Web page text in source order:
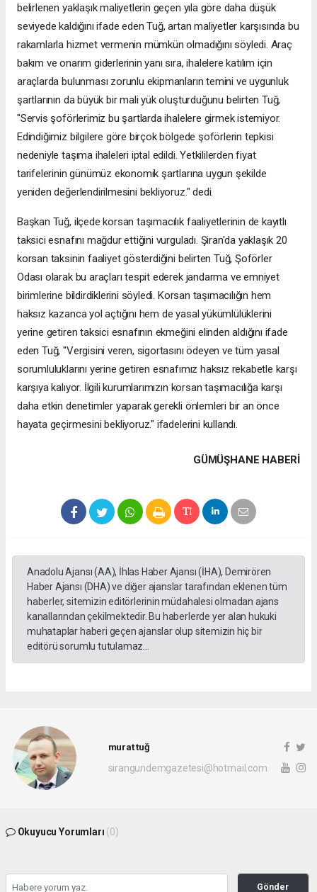
belirlenen yaklaşık maliyetlerin geçen yıla göre daha düşük
seviyede kaldığını ifade eden Tuğ, artan maliyetler karşısında bu
rakamlarla hizmet vermenin mümkün olmadığını söyledi. Araç
bakım ve onarım giderlerinin yanı sıra, ihalelere katılım için
araçlarda bulunması zorunlu ekipmanların temini ve uygunluk
şartlarının da büyük bir mali yük oluşturduğunu belirten Tuğ,
"Servis şoförlerimiz bu şartlarda ihalelere girmek istemiyor.
Edindiğimiz bilgilere göre birçok bölgede şoförlerin tepkisi
nedeniyle taşıma ihaleleri iptal edildi. Yetkililerden fiyat
tarifelerinin günümüz ekonomik şartlarına uygun şekilde
yeniden değerlendirilmesini bekliyoruz." dedi.
Başkan Tuğ, ilçede korsan taşımacılık faaliyetlerinin de kayıtlı
taksici esnafını mağdur ettiğini vurguladı. Şiran'da yaklaşık 20
korsan taksinin faaliyet gösterdiğini belirten Tuğ, Şoförler
Odası olarak bu araçları tespit ederek jandarma ve emniyet
birimlerine bildirdiklerini söyledi. Korsan taşımacılığın hem
haksız kazanca yol açtığını hem de yasal yükümlülüklerini
yerine getiren taksici esnafının ekmeğini elinden aldığını ifade
eden Tuğ, "Vergisini veren, sigortasını ödeyen ve tüm yasal
sorumluluklarını yerine getiren esnafımız haksız rekabetle karşı
karşıya kalıyor. İlgili kurumlarımızın korsan taşımacılığa karşı
daha etkin denetimler yaparak gerekli önlemleri bir an önce
hayata geçirmesini bekliyoruz." ifadelerini kullandı.
GÜMÜŞHANE HABERİ
Anadolu Ajansı (AA), İhlas Haber Ajansı (İHA), Demirören
Haber Ajansı (DHA) ve diğer ajanslar tarafından eklenen tüm
haberler, sitemizin editörlerinin müdahalesi olmadan ajans
kanallarından çekilmektedir. Bu haberlerde yer alan hukuki
muhataplar haberi geçen ajanslar olup sitemizin hiç bir
editörü sorumlu tutulamaz...
murat tuğ
sirangundemgazetesi@hotmail.com
Okuyucu Yorumları (0)
Gönder